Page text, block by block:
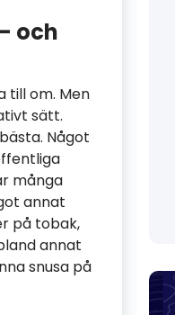
och
till om. Men
sätt.
Något
många
annat
på tobak,
annat
snusa på